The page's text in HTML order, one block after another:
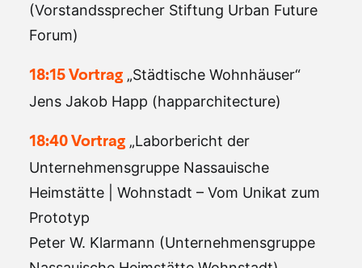
(Vorstandssprecher Stiftung Urban Future
Forum)
18:15 Vortrag „Städtische Wohnhäuser“
Jens Jakob Happ (happarchitecture)
18:40 Vortrag „Laborbericht der
Unternehmensgruppe Nassauische
Heimstätte | Wohnstadt – Vom Unikat zum
Prototyp
Peter W. Klarmann (Unternehmensgruppe